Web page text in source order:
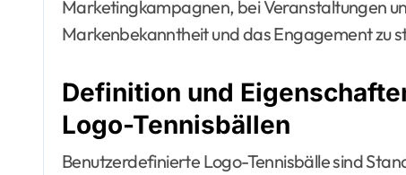
Marketingkampagnen, bei Veranstaltungen
Markenbekanntheit und das Engagement zu
Definition und
Logo-Tennisbällen
Benutzerdefinierte Logo-Tennisbälle sind